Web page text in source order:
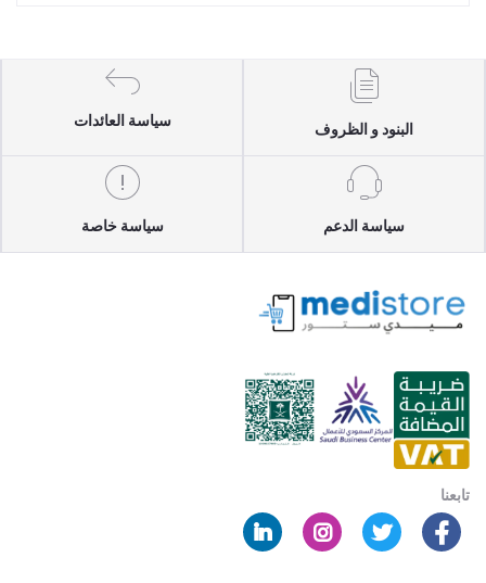
البنود و الظروف
سياسة العائدات
سياسة الدعم سياسة خاصة
تابعنا